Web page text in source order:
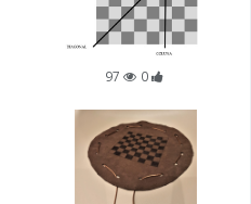
97 0